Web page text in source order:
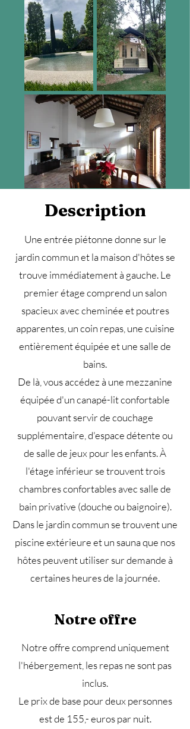
Description
Une entrée piétonne donne sur le
jardin commun et la maison d'hôtes se
trouve immédiatement à gauche. Le
premier étage comprend un salon
spacieux avec cheminée et poutres
apparentes, un coin repas, une cuisine
entièrement équipée et une salle de
bains.
De là, vous accédez à une mezzanine
équipée d'un canapé-lit confortable
pouvant servir de couchage
supplémentaire, d'espace détente ou
de salle de jeux pour les enfants. À
l'étage inférieur se trouvent trois
chambres confortables avec salle de
bain privative (douche ou baignoire).
Dans le jardin commun se trouvent une
piscine extérieure et un sauna que nos
hôtes peuvent utiliser sur demande à
certaines heures de la journée.
Notre offre
Notre offre comprend uniquement
l'hébergement, les repas ne sont pas
inclus.
Le prix de base pour deux personnes
est de 155,- euros par nuit.